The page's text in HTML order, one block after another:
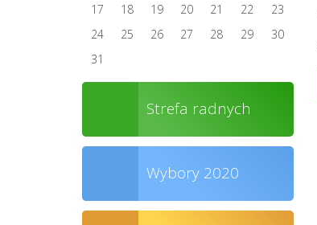
17
18 19 20 21 22
23
24
25 26 27 28 29
30
31
Strefa radnych
Wybory 2020